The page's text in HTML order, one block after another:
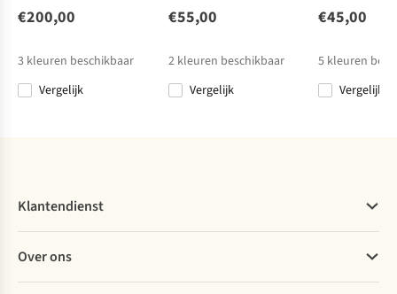
Responsibili-Tee
€35,00
€200,00
3 kleuren beschikbaar
Vergelijk
€55,00
2 kleuren beschikbaar
Vergelijk
€45,00
5 kleuren
Vergelijk
Klantendienst
Bestellen
Betalen
Over ons